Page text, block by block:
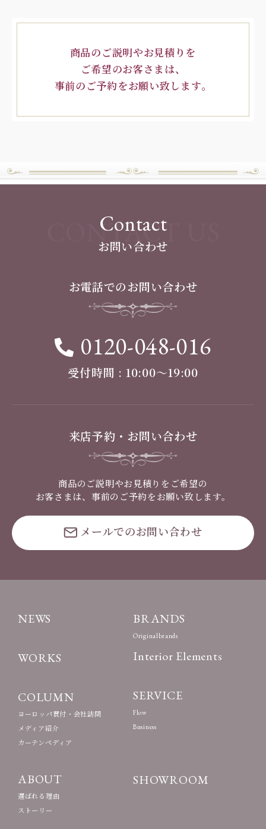
商品のご説明やお見積りを
ご希望のお客さまは、
事前のご予約をお願い致します。
Contact
お問い合わせ
CONTACT US
お電話でのお問い合わせ
0120-048-016
受付時間 : 10:00〜19:00
来店予約・お問い合わせ
商品のご説明やお見積りをご希望の
お客さまは、事前のご予約をお願い致します。
メールでのお問い合わせ
NEWS
WORKS
COLUMN
ヨーロッパ買付・会社訪問
メディア紹介
カーテンペディア
ABOUT
選ばれる理由
ストーリー
BRANDS
Originalbrands
Interior Elements
SERVICE
Flow
Business
SHOWROOM